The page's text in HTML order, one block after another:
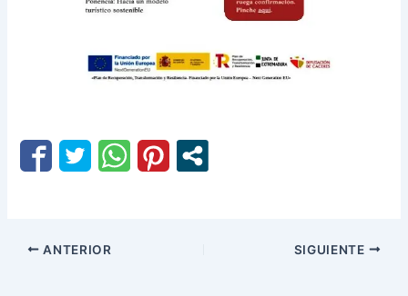
ANTERIOR SIGUIENTE